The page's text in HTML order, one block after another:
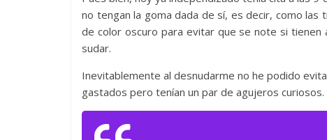
no tengan la goma dada de sí, es decir, como las
de color oscuro para evitar que se note si tienen
sudar.
Inevitablemente al desnudarme no he podido
gastados pero tenían un par de agujeros